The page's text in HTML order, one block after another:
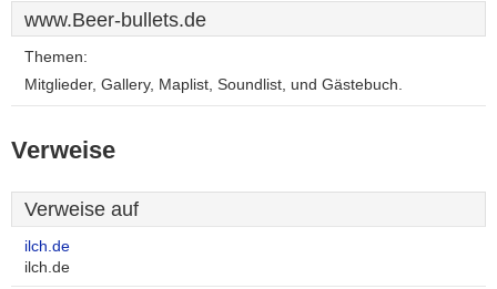
www.Beer-bullets.de
Themen:
Mitglieder, Gallery, Maplist, Soundlist, und Gästebuch.
Verweise
Verweise auf
ilch.de
ilch.de